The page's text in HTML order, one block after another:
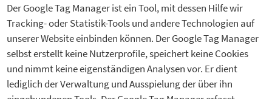
Der Google Tag Manager ist ein Tool, mit dessen Hilfe wir
Tracking- oder Statistik-Tools und andere Technologien auf
unserer Website einbinden können. Der Google Tag Manager
selbst erstellt keine Nutzerprofile, speichert keine Cookies
und nimmt keine eigenständigen Analysen vor. Er dient
lediglich der Verwaltung und Ausspielung der über ihn